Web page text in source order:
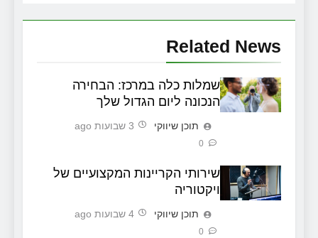
Related News
שמלות כלה במרכז: הבחירה
הנכונה ליום הגדול שלך
תוכן שיווקי 3 שבועות ago
0
שירותי הקריינות המקצועיים של
ויקטוריה
תוכן שיווקי 4 שבועות ago
0